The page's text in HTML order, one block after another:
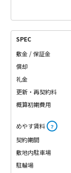
SPEC
敷金 / 保証金
償却
礼金
更新・再契約料
概算初期費用
めやす賃料 ？
契約期間
敷地内駐車場
駐輪場